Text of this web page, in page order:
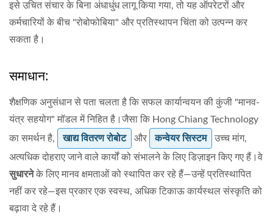
इसे उचित संचार के बिना अंधाधुंध लागू किया गया, तो यह ऑपरेटरों और
कर्मचारियों के बीच "रोबोफोबिया" और प्रतिस्थापन चिंता को उत्पन्न कर
सकता है।
समाधान:
शैक्षणिक अनुसंधान से पता चलता है कि सफल कार्यान्वयन की कुंजी "मानव-
यंत्र सहयोग" मॉडल में निहित है।जैसा कि Hong Chiang Technology
का समर्थन है,
खाद्य वितरण रोबोट और कन्वेयर सिस्टम
उच्च मांग,
अत्यधिक दोहराए जाने वाले कार्यों को संभालने के लिए डिज़ाइन किए गए हैं।वे
सुधारनेके लिए मानव क्षमताओं को स्थापित कर रहे हैं—उन्हें प्रतिस्थापित
नहीं कर रहे—इस प्रकार एक स्वस्थ, अधिक टिकाऊ कार्यस्थल संस्कृति को
बढ़ावा दे रहे हैं।